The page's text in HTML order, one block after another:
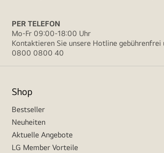
PER TELEFON
Mo-Fr 09:00-18:00 Uhr
Kontaktieren Sie unsere Hotline gebührenfrei
0800 0800 40
Shop
Bestseller
Neuheiten
Aktuelle Angebote
LG Member Vorteile